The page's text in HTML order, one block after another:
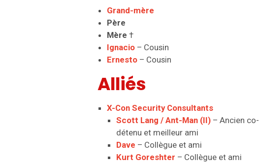
Grand-mère
Père
Mère†
Ignacio – Cousin
Ernesto – Cousin
Alliés
X-Con Security Consultants
Scott Lang / Ant-Man (II) – Ancien co-
détenu et meilleur ami
Dave – Collègue et ami
Kurt Goreshter – Collègue et ami